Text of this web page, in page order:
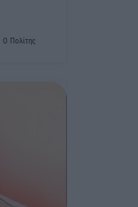
Ο Πολίτης